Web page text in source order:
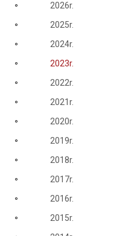
2026r.
2025r.
2024r.
2023r.
2022r.
2021r.
2020r.
2019r.
2018r.
2017r.
2016r.
2015r.